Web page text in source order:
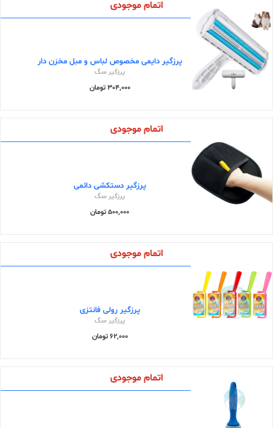
اتمام موجودی
پرزگیر دایمی مخصوص لباس و مبل مخزن دار
پرزگیر سگ
304,000 تومان
اتمام موجودی
پرزگیر دستکشی دائمی
پرزگیر سگ
500,000 تومان
اتمام موجودی
پرزگیر رولی فانتزی
پرزگیر سگ
62,000 تومان
اتمام موجودی